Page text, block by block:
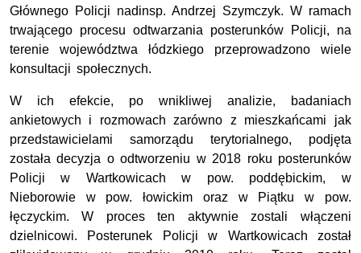
Głównego Policji nadinsp. Andrzej Szymczyk. W ramach
trwającego procesu odtwarzania posterunków Policji, na
terenie województwa łódzkiego przeprowadzono wiele
konsultacji społecznych.
W ich efekcie, po wnikliwej analizie, badaniach
ankietowych i rozmowach zarówno z mieszkańcami jak
przedstawicielami samorządu terytorialnego, podjęta
została decyzja o odtworzeniu w 2018 roku posterunków
Policji w Wartkowicach w pow. poddębickim, w
Nieborowie w pow. łowickim oraz w Piątku w pow.
łęczyckim. W proces ten aktywnie zostali włączeni
dzielnicowi. Posterunek Policji w Wartkowicach został